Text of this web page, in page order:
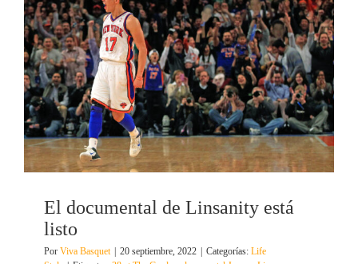
El documental de Linsanity está
listo
Por Viva Basquet | 20 septiembre, 2022 | Categorías: Life